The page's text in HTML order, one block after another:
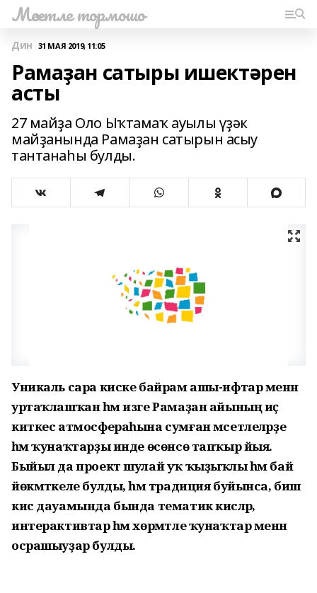
Мәсетле тормошо
Дин 31 МАЯ 2019, 11:05
Рамаҙан сатыры ишектәрен
асты
27 майҙа Оло Ыҡтамаҡ ауылы үҙәк
майҙанында Рамаҙан сатырын асыу
тантанаһы булды.
Уникаль сара киске байрам ашы-ифтар менән
уртаҡлашҡан һәм изге Рамаҙан айының иҫ
киткес атмосфераһына сумған мәсетлеләрҙе
һәм ҡунаҡтарҙы инде өсөнсө тапҡыр йыя.
Быйыл да проект шулай уҡ ҡыҙыҡлы һәм бай
йөкмәткеле булды, һәм традиция буйынса, биш
кис дауамында бында тематик кисәләр,
интерактивтар һәм хөрмәтле ҡунаҡтар менән
осрашыуҙар булды.